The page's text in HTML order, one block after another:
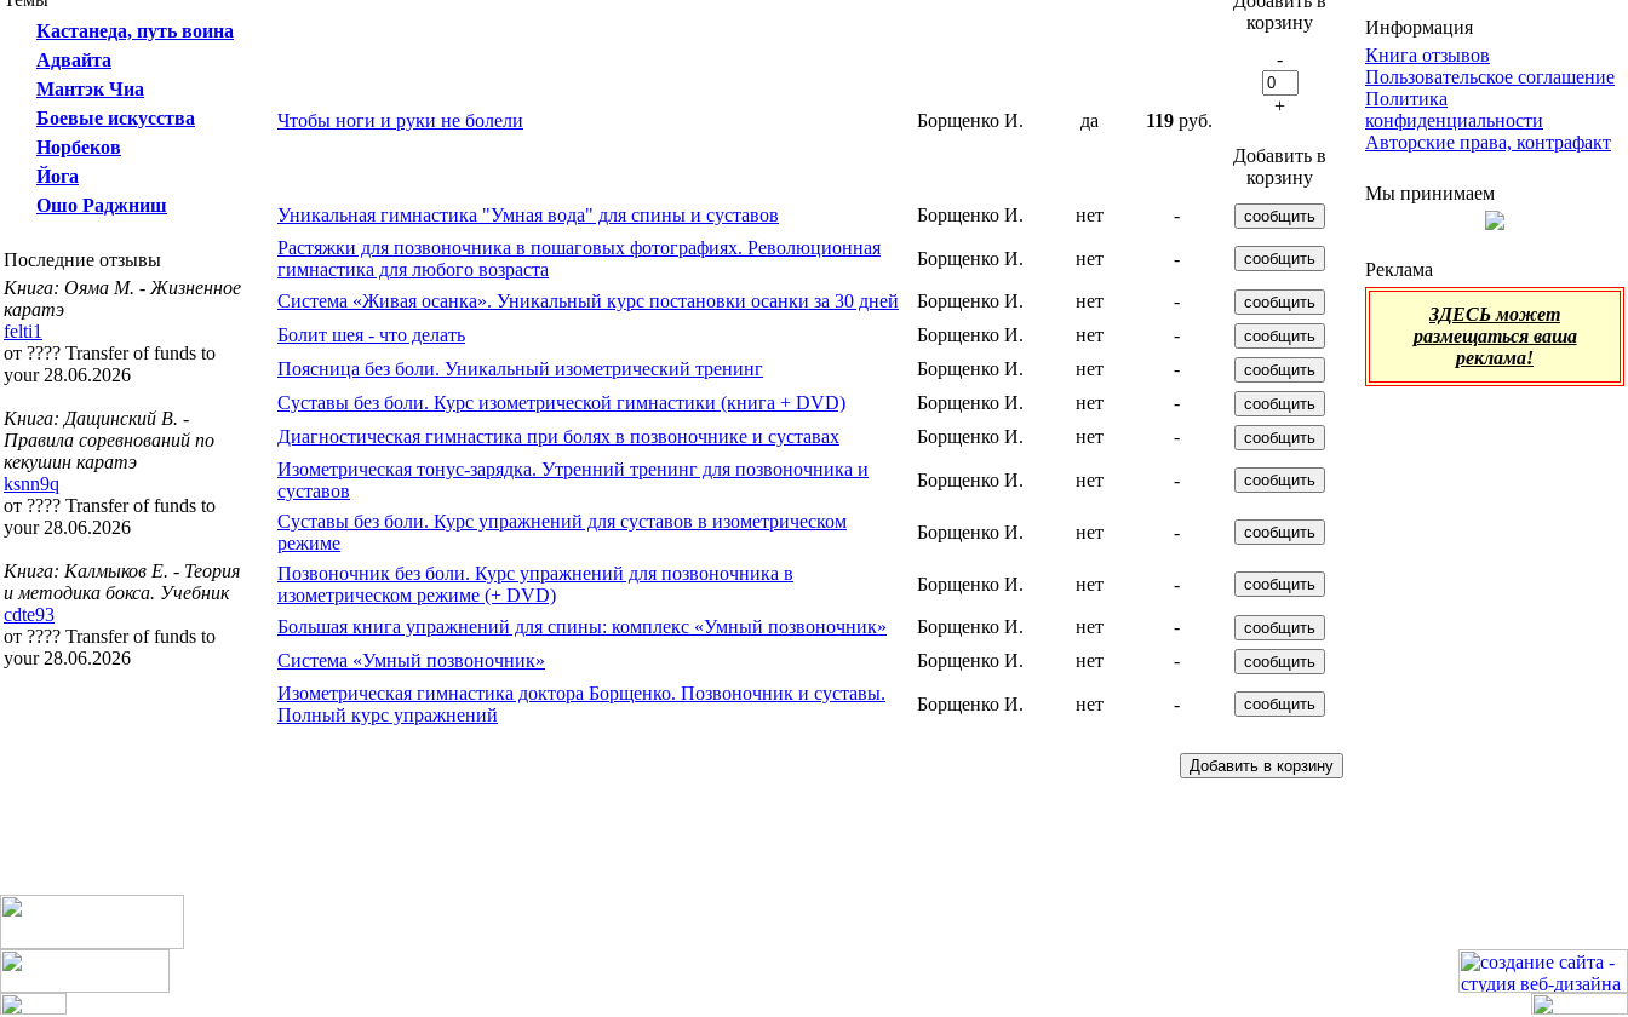
Кастанеда, путь воина
Адвайта
Мантэк Чиа
Боевые искусства
Норбеков
Йога
Ошо Раджниш
Последние отзывы
Книга: Ояма М. - Жизненное
каратэ
felti1
от ???? Transfer of funds to
your 28.06.2026
Книга: Дащинский В. -
Правила соревнований по
кекушин каратэ
ksnn9q
от ???? Transfer of funds to
your 28.06.2026
Книга: Калмыков Е. - Теория
и методика бокса. Учебник
cdte93
от ???? Transfer of funds to
your 28.06.2026
корзину
Чтобы ноги и руки не болели Борщенко И. да 119 руб.
-
+
Добавить в
корзину
Уникальная гимнастика "Умная вода" для спины и суставов
Борщенко И. нет
-
Растяжки для позвоночника в пошаговых фотографиях. Революционная
гимнастика для любого возраста
Борщенко И. нет -
Система «Живая осанка». Уникальный курс постановки осанки за 30 дней Борщенко И. нет
-
Болит шея - что делать
Борщенко И. нет
-
Поясница без боли. Уникальный изометрический тренинг
Борщенко И. нет
-
Суставы без боли. Курс изометрической гимнастики (книга + DVD)
Борщенко И. нет
-
Диагностическая гимнастика при болях в позвоночнике и суставах
Борщенко И. нет
-
Изометрическая тонус-зарядка. Утренний тренинг для позвоночника и
суставов
Борщенко И. нет
-
Суставы без боли. Курс упражнений для суставов в изометрическом
режиме
Борщенко И. нет
-
Позвоночник без боли. Курс упражнений для позвоночника в
изометрическом режиме (+ DVD)
Борщенко И. нет -
Большая книга упражнений для спины: комплекс «Умный позвоночник» Борщенко И. нет
-
Система «Умный позвоночник»
Борщенко И. нет
-
Изометрическая гимнастика доктора Борщенко. Позвоночник и суставы.
Полный курс упражнений
Борщенко И. нет -
Информация
Книга отзывов
Пользовательское соглашение
Политика
конфиденциальности
Авторские права, контрафакт
Мы принимаем
Реклама
ЗДЕСЬ может
размещаться ваша
реклама!